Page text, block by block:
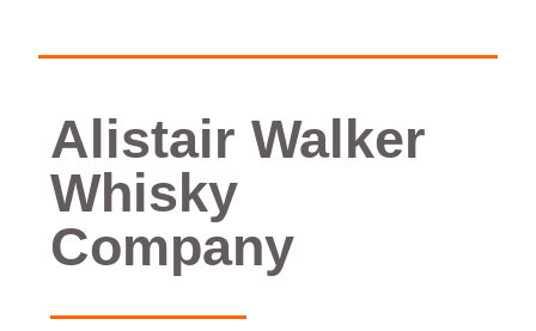
Alistair Walker
Whisky
Company